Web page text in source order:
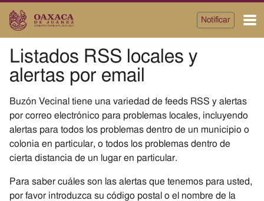
Notificar
Listados RSS locales y
alertas por email
Buzón Vecinal tiene una variedad de feeds RSS y alertas
por correo electrónico para problemas locales, incluyendo
alertas para todos los problemas dentro de un municipio o
colonia en particular, o todos los problemas dentro de
cierta distancia de un lugar en particular.
Para saber cuáles son las alertas que tenemos para usted,
por favor introduzca su código postal o el nombre de la